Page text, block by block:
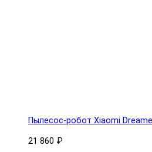
Пылесос-робот Xiaomi
21 860 ₽